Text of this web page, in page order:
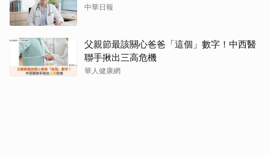
中華日報
父親節最該關心爸爸「這個」數字！中西醫
聯手揪出三高危機
華人健康網